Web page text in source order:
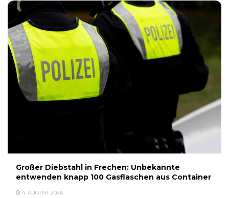
Großer Diebstahl in Frechen: Unbekannte
entwenden knapp 100 Gasflaschen aus Container
4. AUGUST 2026